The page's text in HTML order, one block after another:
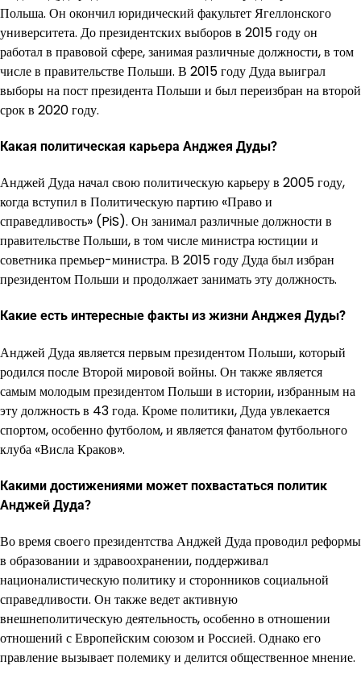
Польша. Он окончил юридический факультет Ягеллонского
университета. До президентских выборов в 2015 году он
работал в правовой сфере, занимая различные должности, в том
числе в правительстве Польши. В 2015 году Дуда выиграл
выборы на пост президента Польши и был переизбран на второй
срок в 2020 году.
Какая политическая карьера Анджея Дуды?
Анджей Дуда начал свою политическую карьеру в 2005 году,
когда вступил в Политическую партию «Право и
справедливость» (PiS). Он занимал различные должности в
правительстве Польши, в том числе министра юстиции и
советника премьер-министра. В 2015 году Дуда был избран
президентом Польши и продолжает занимать эту должность.
Какие есть интересные факты из жизни Анджея Дуды?
Анджей Дуда является первым президентом Польши, который
родился после Второй мировой войны. Он также является
самым молодым президентом Польши в истории, избранным на
эту должность в 43 года. Кроме политики, Дуда увлекается
спортом, особенно футболом, и является фанатом футбольного
клуба «Висла Краков».
Какими достижениями может похвастаться политик
Анджей Дуда?
Во время своего президентства Анджей Дуда проводил реформы
в образовании и здравоохранении, поддерживал
националистическую политику и сторонников социальной
справедливости. Он также ведет активную
внешнеполитическую деятельность, особенно в отношении
отношений с Европейским союзом и Россией. Однако его
правление вызывает полемику и делится общественное мнение.